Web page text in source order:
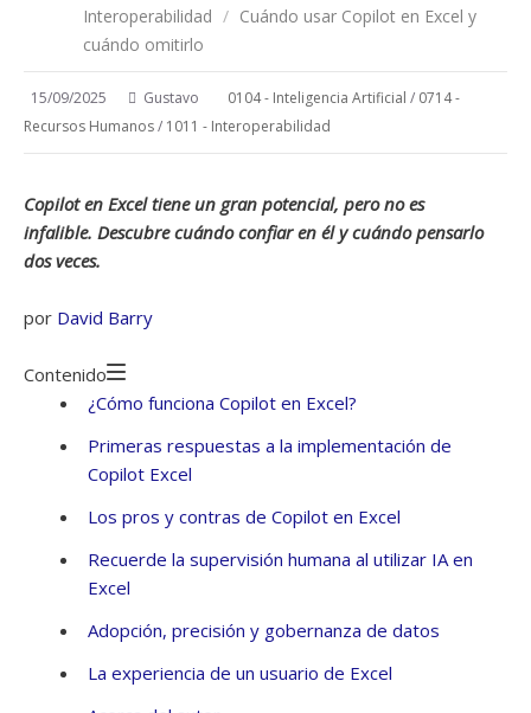
Interoperabilidad / Cuándo usar Copilot en Excel y
cuándo omitirlo
15/09/2025 Gustavo 0104 - Inteligencia Artificial / 0714 -
Recursos Humanos/ 1011 - Interoperabilidad
Copilot en Excel tiene un gran potencial, pero no es
infalible. Descubre cuándo confiar en él y cuándo pensarlo
dos veces.
por David Barry
Contenido
¿Cómo funciona Copilot en Excel?
Primeras respuestas a la implementación de
Copilot Excel
Los pros y contras de Copilot en Excel
Recuerde la supervisión humana al utilizar IA en
Excel
Adopción, precisión y gobernanza de datos
La experiencia de un usuario de Excel